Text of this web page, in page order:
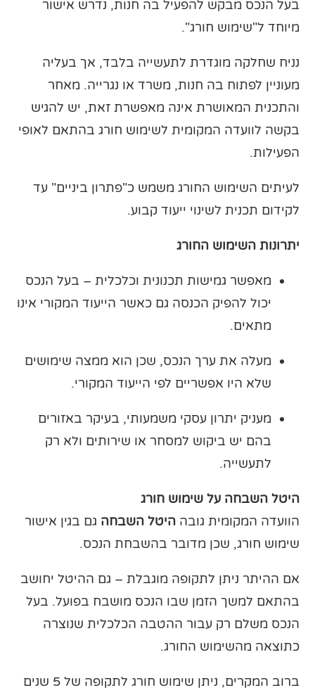
בעל הנכס מבקש להפעיל בה חנות, נדרש אישור
מיוחד ל"שימוש חורג".
נניח שחלקה מוגדרת לתעשייה בלבד, אך בעליה
מעוניין לפתוח בה חנות, משרד או נגרייה. מאחר
והתכנית המאושרת אינה מאפשרת זאת, יש להגיש
בקשה לוועדה המקומית לשימוש חורג בהתאם לאופי
הפעילות.
לעיתים השימוש החורג משמש כ"פתרון ביניים" עד
לקידום תכנית לשינוי ייעוד קבוע.
יתרונות השימוש החורג
מאפשר גמישות תכנונית וכלכלית – בעל הנכס
יכול להפיק הכנסה גם כאשר הייעוד המקורי אינו
מתאים.
מעלה את ערך הנכס, שכן הוא ממצה שימושים
שלא היו אפשריים לפי הייעוד המקורי.
מעניק יתרון עסקי משמעותי, בעיקר באזורים
בהם יש ביקוש למסחר או שירותים ולא רק
לתעשייה.
היטל השבחה על שימוש חורג
הוועדה המקומית גובההיטל השבחה גם בגין אישור
שימוש חורג, שכן מדובר בהשבחת הנכס.
אם ההיתר ניתן לתקופה מוגבלת – גם ההיטל יחושב
בהתאם למשך הזמן שבו הנכס מושבח בפועל. בעל
הנכס משלם רק עבור ההטבה הכלכלית שנוצרה
כתוצאה מהשימוש החורג.
ברוב המקרים, ניתן שימוש חורג לתקופה של 5 שנים